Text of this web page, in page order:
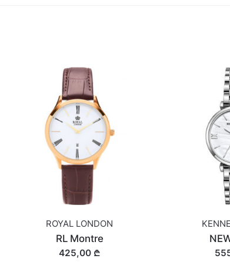
ROYAL LONDON
RL Montre
425,00 ₾